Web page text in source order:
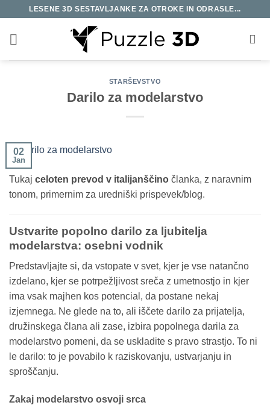
vsebino
LESENE 3D SESTAVLJANKE ZA OTROKE IN ODRASLE...
STARŠEVSTVO
Darilo za modelarstvo
02
Jan
Tukaj celoten prevod v italijanščino članka, z naravnim
tonom, primernim za uredniški prispevek/blog.
Ustvarite popolno darilo za ljubitelja
modelarstva: osebni vodnik
Predstavljajte si, da vstopate v svet, kjer je vse natančno
izdelano, kjer se potrpežljivost sreča z umetnostjo in kjer
ima vsak majhen kos potencial, da postane nekaj
izjemnega. Ne glede na to, ali iščete darilo za prijatelja,
družinskega člana ali zase, izbira popolnega darila za
modelarstvo pomeni, da se uskladite s pravo strastjo. To ni
le darilo: to je povabilo k raziskovanju, ustvarjanju in
sproščanju.
Zakaj modelarstvo osvoji srca